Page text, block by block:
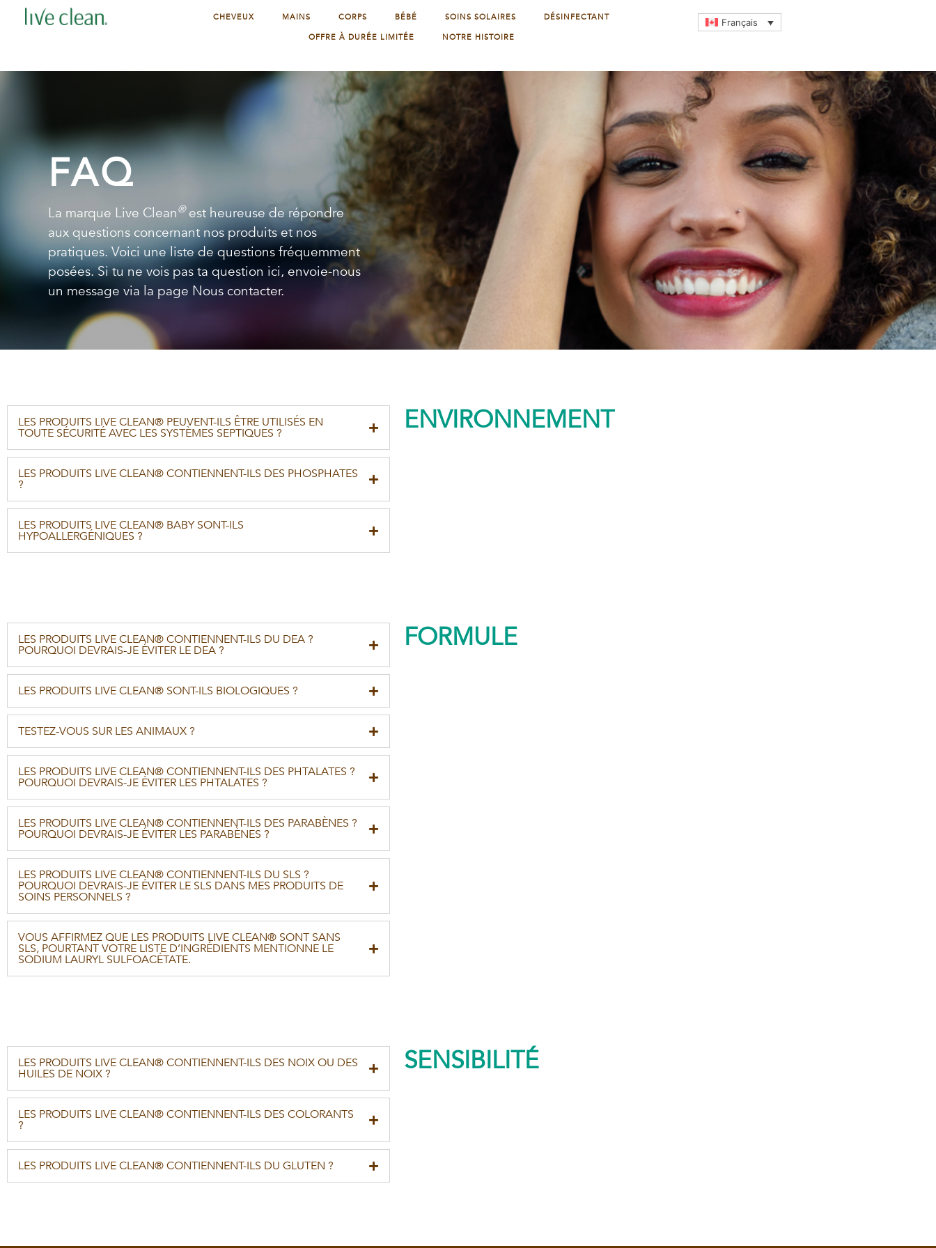
CHEVEUX MAINS CORPS BÉBÉ SOINS SOLAIRES
DÉSINFECTANT
OFFRE À DURÉE LIMITÉE
NOTRE HISTOIRE
Français
FAQ
La marque Live Clean®est heureuse de répondre
aux questions concernant nos produits et nos
pratiques. Voici une liste de questions fréquemment
posées. Si tu ne vois pas ta question ici, envoie-nous
un message via la page Nous contacter.
LES PRODUITS LIVE CLEAN® PEUVENT-ILS ÊTRE UTILISÉS EN
TOUTE SÉCURITÉ AVEC LES SYSTÈMES SEPTIQUES ?
LES PRODUITS LIVE CLEAN® CONTIENNENT-ILS DES PHOSPHATES
?
LES PRODUITS LIVE CLEAN® BABY SONT-ILS
HYPOALLERGÉNIQUES ?
ENVIRONNEMENT
LES PRODUITS LIVE CLEAN® CONTIENNENT-ILS DU DEA ?
POURQUOI DEVRAIS-JE ÉVITER LE DEA ?
LES PRODUITS LIVE CLEAN® SONT-ILS BIOLOGIQUES ?
TESTEZ-VOUS SUR LES ANIMAUX ?
LES PRODUITS LIVE CLEAN® CONTIENNENT-ILS DES PHTALATES ?
POURQUOI DEVRAIS-JE ÉVITER LES PHTALATES ?
LES PRODUITS LIVE CLEAN® CONTIENNENT-ILS DES PARABÈNES ?
POURQUOI DEVRAIS-JE ÉVITER LES PARABÈNES ?
LES PRODUITS LIVE CLEAN® CONTIENNENT-ILS DU SLS ?
POURQUOI DEVRAIS-JE ÉVITER LE SLS DANS MES PRODUITS DE
SOINS PERSONNELS ?
VOUS AFFIRMEZ QUE LES PRODUITS LIVE CLEAN® SONT SANS
SLS, POURTANT VOTRE LISTE D’INGRÉDIENTS MENTIONNE LE
SODIUM LAURYL SULFOACÉTATE.
FORMULE
LES PRODUITS LIVE CLEAN® CONTIENNENT-ILS DES NOIX OU DES
HUILES DE NOIX ?
LES PRODUITS LIVE CLEAN® CONTIENNENT-ILS DES COLORANTS
?
LES PRODUITS LIVE CLEAN® CONTIENNENT-ILS DU GLUTEN ?
SENSIBILITÉ